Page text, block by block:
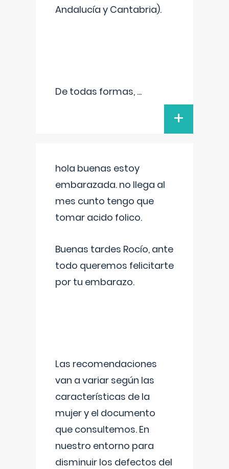
Andalucía y Cantabria).
De todas formas, ...
+
hola buenas estoy
embarazada. no llega al
mes cunto tengo que
tomar acido folico.
Buenas tardes Rocío, ante
todo queremos felicitarte
por tu embarazo.
Las recomendaciones
van a variar según las
características de la
mujer y el documento
que consultemos. En
nuestro entorno para
disminuir los defectos del